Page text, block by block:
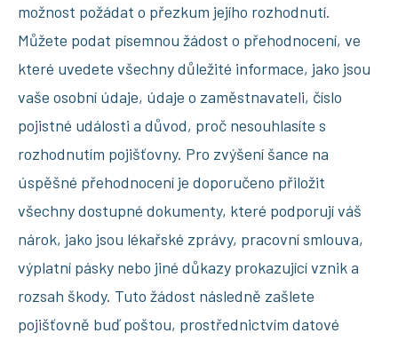
možnost požádat o přezkum jejího rozhodnutí.
Můžete podat písemnou žádost o přehodnocení, ve
které uvedete všechny důležité informace, jako jsou
vaše osobní údaje, údaje o zaměstnavateli, číslo
pojistné události a důvod, proč nesouhlasíte s
rozhodnutím pojišťovny. Pro zvýšení šance na
úspěšné přehodnocení je doporučeno přiložit
všechny dostupné dokumenty, které podporují váš
nárok, jako jsou lékařské zprávy, pracovní smlouva,
výplatní pásky nebo jiné důkazy prokazující vznik a
rozsah škody. Tuto žádost následně zašlete
pojišťovně buď poštou, prostřednictvím datové